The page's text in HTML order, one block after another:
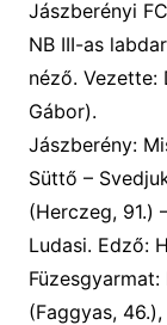
Jászberényi
NB III-as
néző. Vezette:
Gábor).
Jászberény:
Süttő –
(Herczeg, 91.)
Ludasi. Edző:
Füzesgyarmat:
(Faggyas,